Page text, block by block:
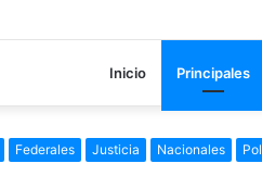
Inicio Principales
Federales Justicia Nacionales